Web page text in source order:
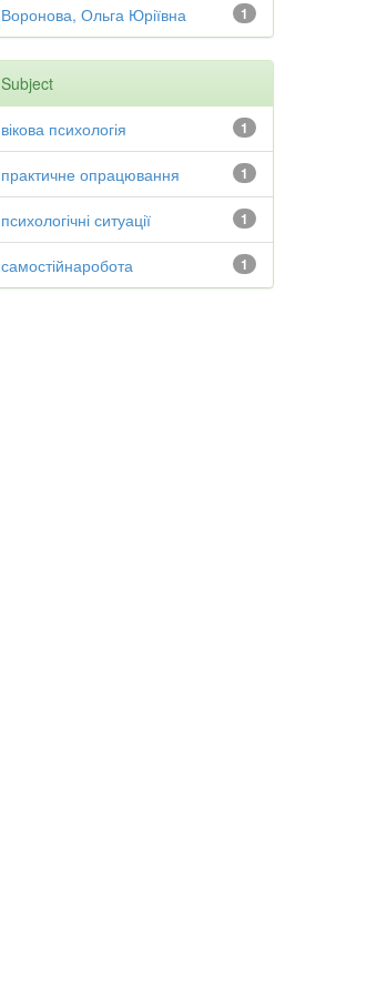
1
Воронова, Ольга Юріївна
Subject
1
вікова психологія
1
практичне опрацювання
1
психологічні ситуації
1
самостійнаробота